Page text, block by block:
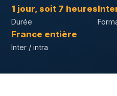
1 jour, soit 7 heures
Durée
France entière
Inter / intra